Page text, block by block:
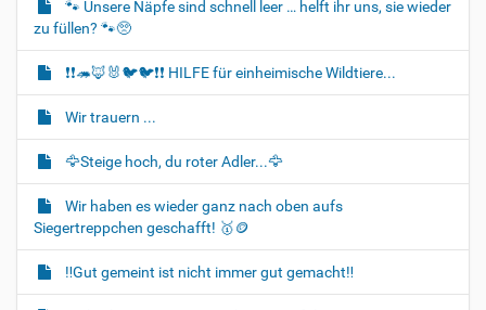
a
t
o
n
🐾 Unsere Näpfe sind schnell leer … helft ihr uns, sie wieder
zu füllen? 🐾🥺
❗❗🦔🦊🐰🐦‍🐦❗❗ HILFE für einheimische Wildtiere...
Wir trauern ...
🦅Steige hoch, du roter Adler...🦅
Wir haben es wieder ganz nach oben aufs
Siegertreppchen geschafft! 🥇🪙
‼️Gut gemeint ist nicht immer gut gemacht‼️